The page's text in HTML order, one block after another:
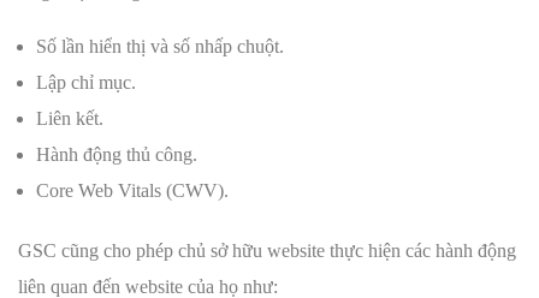
Số lần hiển thị và số nhấp chuột.
Lập chỉ mục.
Liên kết.
Hành động thủ công.
Core Web Vitals (CWV).
GSC cũng cho phép chủ sở hữu website thực hiện các hành động
liên quan đến website của họ như: